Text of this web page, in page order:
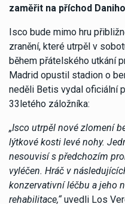
zaměřit na příchod
Isco bude mimo hru
zranění, které utrpěl v
během přátelského utkání
Madrid opustil stadion o
neděli Betis vydal oficiální
33letého záložníka:
„Isco utrpěl nové zlomení
lýtkové kosti levé nohy.
nesouvisí s předchozím
vyléčen. Hráč v
konzervativní léčbu a jeho
rehabilitace,“uvedli Los